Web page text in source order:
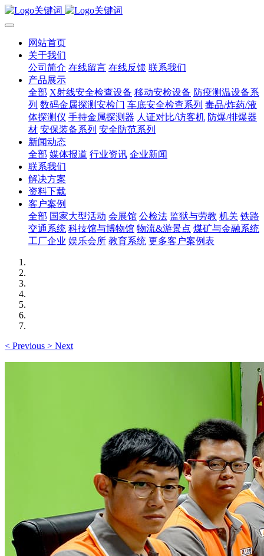
网站首页
关于我们
公司简介 在线留言 在线反馈 联系我们
产品展示
全部 X射线安全检查设备 移动安检设备 防疫测温设备系
列 数码金属探测安检门 车底安全检查系列 毒品/炸药/液
体探测仪 手持金属探测器 人证对比/访客机 防爆/排爆器
材 安保装备系列 安全防范系列
新闻动态
全部 媒体报道 行业资讯 企业新闻
联系我们
解决方案
资料下载
客户案例
全部 国家大型活动 会展馆 公检法 监狱与劳教 机关 铁路
交通系统 科技馆与博物馆 物流&游景点 煤矿与金融系统
工厂企业 娱乐会所 教育系统 更多客户案例表
< Previous > Next